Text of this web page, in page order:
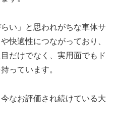
い」と思われがちな車体サ
快適性につながっており、
だけでなく、実用面でもド
っています。
なお評価され続けている大